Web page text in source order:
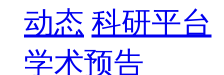
动态 科研平台
学术预告